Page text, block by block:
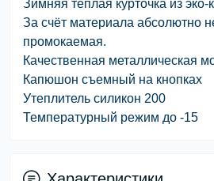
Зимняя тёплая курточка из эко-
За счёт материала абсолютно
промокаемая.
Качественная металлическая
Капюшон съемный на кнопках
Утеплитель силикон 200
Температурный режим до -15